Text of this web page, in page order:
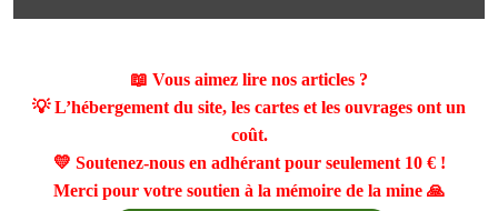
📖 Vous aimez lire nos articles ?
💡 L’hébergement du site, les cartes et les ouvrages ont un
coût.
💛 Soutenez-nous en adhérant pour seulement 10 €!
Merci pour votre soutien à la mémoire de la mine 🙏